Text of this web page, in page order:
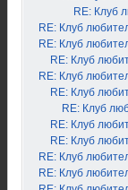
RE: Клуб
RE: Клуб
RE: Клуб
RE: Клуб
RE: Клуб
RE: Клуб
RE: Клуб
RE: Клуб
RE: Клуб
RE: Клуб
RE: Клуб